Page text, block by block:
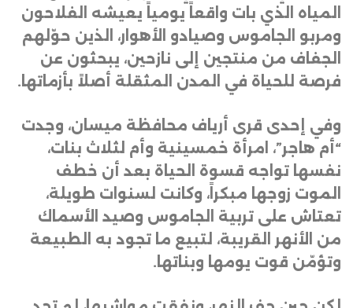
المياه الذي بات واقعاً يومياً يعيشه الفلاحون
ومربو الجاموس وصيادو الأهوار، الذين حوّلهم
الجفاف من منتجين إلى نازحين، يبحثون عن
فرصة للحياة في المدن المثقلة أصلاً بأزماتها .
وفي إحدى قرى أرياف محافظة ميسان، وجدت
“أم هاجر”، امرأة خمسينية وأم لثلاث بنات،
نفسها تواجه قسوة الحياة بعد أن خطف
الموت زوجها مبكراً، وكانت لسنوات طويلة،
تعتاش على تربية الجاموس وصيد الأسماك
من الأنهر القريبة، لتبيع ما تجود به الطبيعة
وتؤمّن قوت يومها وبناتها .